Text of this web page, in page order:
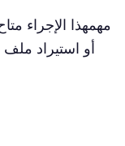
مهمهذا الإجراء
أو استيراد